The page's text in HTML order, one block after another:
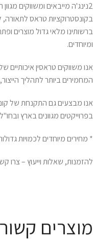
2נינג'ה מייבאים ומשווקים
בקונסטרוקציות טראס לתאורה,
ברשותינו מלאי גדול מוצרים
ומיוחדים.
המחמירים ביותר לתהליך
אנו מבצעים גם התקנחת של
בפרוייקטים מגוונים בארץ
* מחירים מיוחדים לכמויות
להזמנות, שאלות וייעוץ – צרו קשר 09-
מוצרים